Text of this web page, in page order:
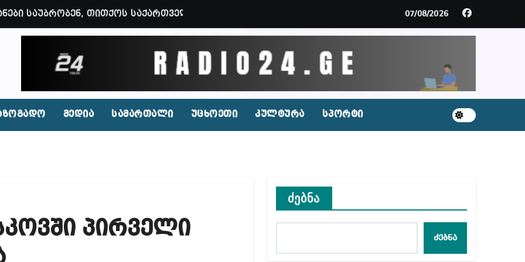
დღევანდელი პოსტაობა, საკუთარ თავთან შეგარცხვენთ – ეკა კუპატაძე ნანუკა ჟორჟოლიანს
ტარაკნებიან, უჰაერო საკანში, ამდენი ხნით სამარტოო საკანში მოთავსება, საერთაშორისო
კახეთში ქორწილის დროს? (ვიდეო)
რომლებსაც საბავშვი ბაღებში საქონლის ხორცის ნაცვლად ცხენის ხორცი შეჰქონდათ
ნამდვილად არის რეაგირება საჭირო კოორდინირებულ შეტევაზე ჩვენი ეროვნული იდენტობის
ცხელ დღეებში? – დაავადებათა კონტროლის ცენტრის რეკომენდაციები
შექმნან მდინარაძის სამინისტრო – გია ხუხაშვილი
გარშემო — COVID-19-ის წარმოშობის გამოძიებიდან შესაძლო სისხლის სამართლის საქმემდე
ოპოზიციური ტელევიზიებით უკმაყოფილოა
07/08/2026
მედია სამართალი უცხოეთი კულტურა სპორტი
პირველი
ძებნა
ძებნა